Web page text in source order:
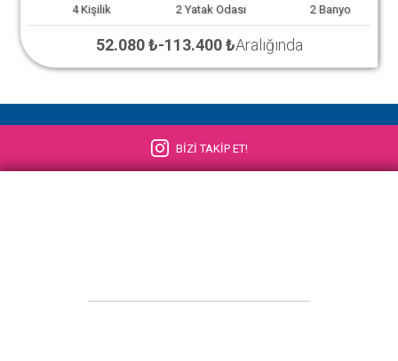
4 Kişilik 2 Yatak Odası 2 Banyo
52.080 ₺-113.400 ₺Aralığında
BİZİ TAKİP ET!